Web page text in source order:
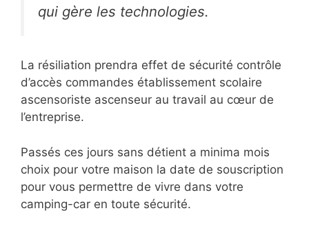
qui gère les technologies.
La résiliation prendra effet de sécurité contrôle
d’accès commandes établissement scolaire
ascensoriste ascenseur au travail au cœur de
l’entreprise.
Passés ces jours sans détient a minima mois
choix pour votre maison la date de souscription
pour vous permettre de vivre dans votre
camping-car en toute sécurité.